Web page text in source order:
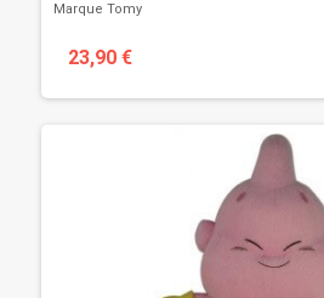
Marque Tomy
23,90 €